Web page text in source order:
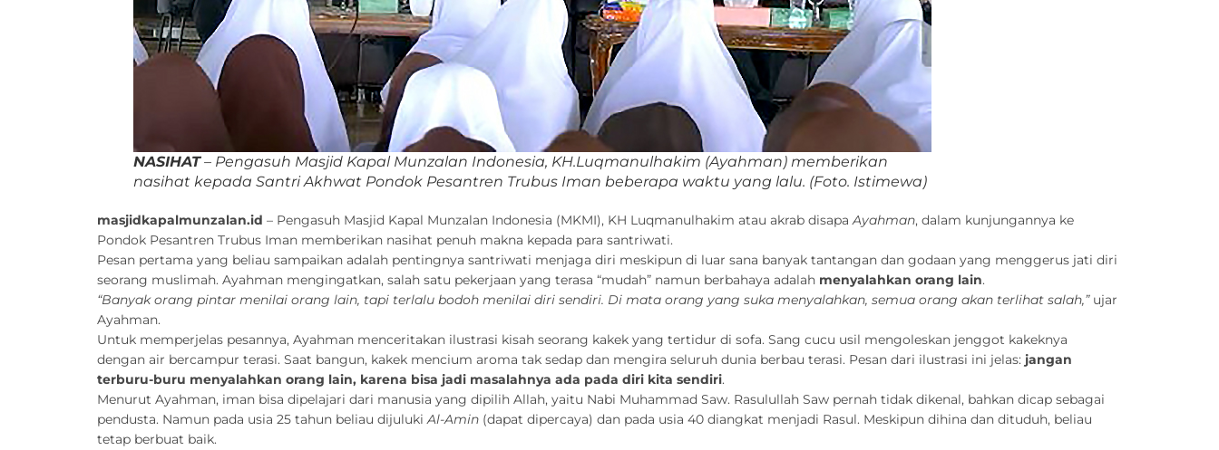
NASIHAT– Pengasuh Masjid Kapal Munzalan Indonesia, KH.Luqmanulhakim (Ayahman) memberikan
nasihat kepada Santri Akhwat Pondok Pesantren Trubus Iman beberapa waktu yang lalu. (Foto. Istimewa)
masjidkapalmunzalan.id – Pengasuh Masjid Kapal Munzalan Indonesia (MKMI), KH Luqmanulhakim atau akrab disapaAyahman, dalam kunjungannya ke
Pondok Pesantren Trubus Iman memberikan nasihat penuh makna kepada para santriwati.
Pesan pertama yang beliau sampaikan adalah pentingnya santriwati menjaga diri meskipun di luar sana banyak tantangan dan godaan yang menggerus jati diri
seorang muslimah. Ayahman mengingatkan, salah satu pekerjaan yang terasa “mudah” namun berbahaya adalah menyalahkan orang lain.
“Banyak orang pintar menilai orang lain, tapi terlalu bodoh menilai diri sendiri. Di mata orang yang suka menyalahkan, semua orang akan terlihat salah,”ujar
Ayahman.
Untuk memperjelas pesannya, Ayahman menceritakan ilustrasi kisah seorang kakek yang tertidur di sofa. Sang cucu usil mengoleskan jenggot kakeknya
dengan air bercampur terasi. Saat bangun, kakek mencium aroma tak sedap dan mengira seluruh dunia berbau terasi. Pesan dari ilustrasi ini jelas: jangan
terburu-buru menyalahkan orang lain, karena bisa jadi masalahnya ada pada diri kita sendiri.
Menurut Ayahman, iman bisa dipelajari dari manusia yang dipilih Allah, yaitu Nabi Muhammad Saw. Rasulullah Saw pernah tidak dikenal, bahkan dicap sebagai
pendusta. Namun pada usia 25 tahun beliau dijulukiAl-Amin (dapat dipercaya) dan pada usia 40 diangkat menjadi Rasul. Meskipun dihina dan dituduh, beliau
tetap berbuat baik.